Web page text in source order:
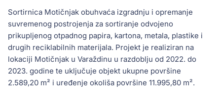
Sortirnica Motičnjak obuhvaća izgradnju i opremanje
suvremenog postrojenja za sortiranje odvojeno
prikupljenog otpadnog papira, kartona, metala, plastike i
drugih reciklabilnih materijala. Projekt je realiziran na
lokaciji Motičnjak u Varaždinu u razdoblju od 2022. do
2023. godine te uključuje objekt ukupne površine
2.589,20 m² i uređenje okoliša površine 11.995,80 m².